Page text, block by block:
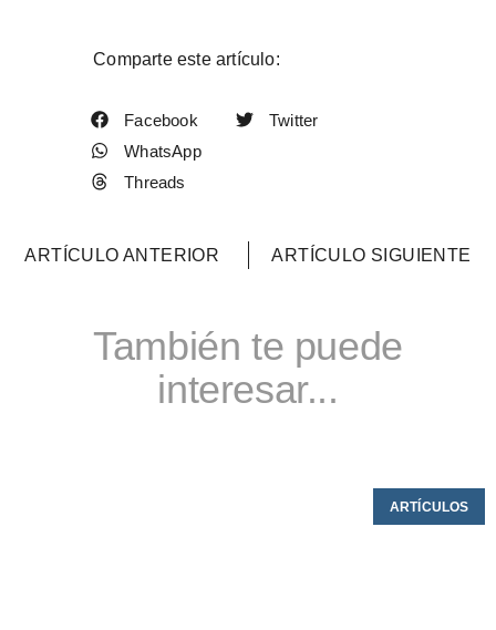
Comparte este artículo:
Facebook
Twitter
WhatsApp
Threads
ARTÍCULO ANTERIOR ARTÍCULO SIGUIENTE
También te puede
interesar...
ARTÍCULOS